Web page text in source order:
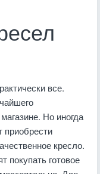
все.
Но иногда
кресло.
покупать готовое